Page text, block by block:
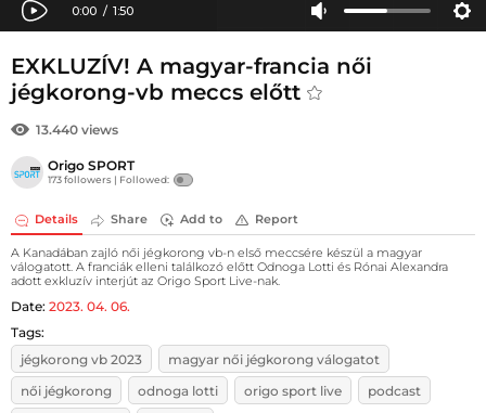
EXKLUZÍV! A magyar-francia női
jégkorong-vb meccs előtt
13.440 views
Origo SPORT
173 followers | Followed:
Details Share Add to Report
A Kanadában zajló női jégkorong vb-n első meccsére készül a magyar
válogatott. A franciák elleni találkozó előtt Odnoga Lotti és Rónai Alexandra
adott exkluzív interjút az Origo Sport Live-nak.
Date: 2023. 04. 06.
Tags:
jégkorong vb 2023
magyar női jégkorong válogatot
női jégkorong
odnoga lotti origo sport live
podcast